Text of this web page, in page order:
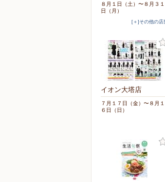
８月１日（土）〜８月３１
日（月）
[＋]その他の店
イオン大塔店
７月１７日（金）〜８月１
６日（日）